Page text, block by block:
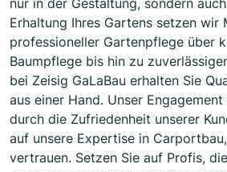
nur in der Gestaltung, sondern
Erhaltung Ihres Gartens setzen wir
professioneller Gartenpflege über
Baumpflege bis hin zu
bei Zeisig GaLaBau erhalten Sie
aus einer Hand. Unser
durch die Zufriedenheit unserer
auf unsere Expertise in
vertrauen. Setzen Sie auf Profis,